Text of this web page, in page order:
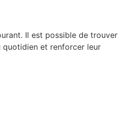
Il est possible de trouver
quotidien et renforcer leur